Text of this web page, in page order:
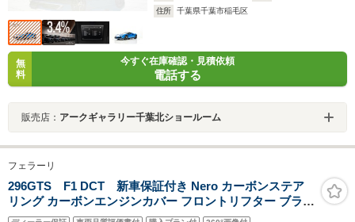
住所
千葉県千葉市稲毛区
無
料
今すぐ在庫確認・見積依頼
電話する
販売店： アークギャラリー千葉北ショールーム
フェラーリ
296GTS F1 DCT 新車保証付き Nero カーボンステア
リング カーボンエンジンカバー フロントリフター ブラッ
クブレーキキャリパー ブラックエギゾーストパイプ ブラ